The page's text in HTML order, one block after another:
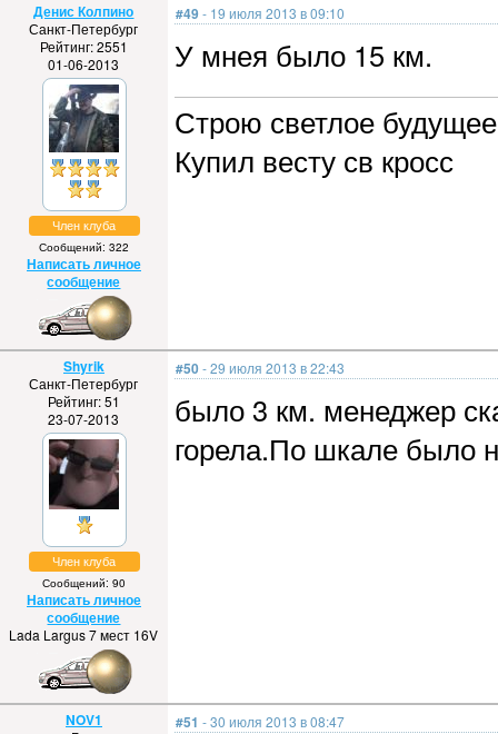
Денис Колпино
Санкт-Петербург
Рейтинг: 2551
01-06-2013
Член клуба
Сообщений: 322
Написать личное
сообщение
#49- 19 июля 2013 в 09:10
У мнея было 15 км.
Строю светлое
Купил весту св кросс
Shyrik
Санкт-Петербург
Рейтинг: 51
23-07-2013
Член клуба
Сообщений: 90
Написать личное
сообщение
Lada Largus 7 мест 16V
#50- 29 июля 2013 в 22:43
было 3 км. менеджер
горела.По шкале было
NOV1 #51 - 30 июля 2013 в 08:47